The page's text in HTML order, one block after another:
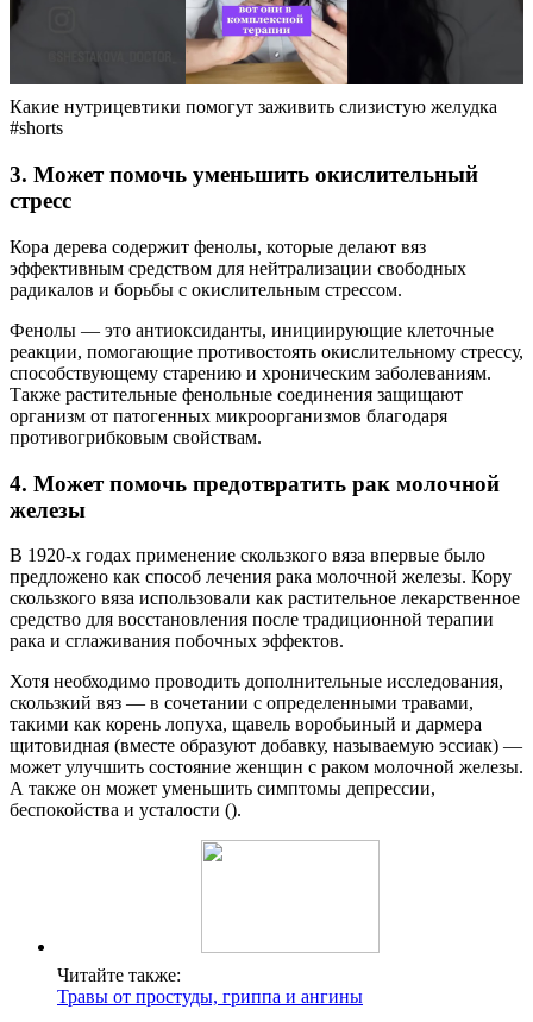
Какие нутрицевтики помогут заживить слизистую желудка
#shorts
3. Может помочь уменьшить окислительный
стресс
Кора дерева содержит фенолы, которые делают вяз
эффективным средством для нейтрализации свободных
радикалов и борьбы с окислительным стрессом.
Фенолы — это антиоксиданты, инициирующие клеточные
реакции, помогающие противостоять окислительному стрессу,
способствующему старению и хроническим заболеваниям.
Также растительные фенольные соединения защищают
организм от патогенных микроорганизмов благодаря
противогрибковым свойствам.
4. Может помочь предотвратить рак молочной
железы
В 1920-х годах применение скользкого вяза впервые было
предложено как способ лечения рака молочной железы. Кору
скользкого вяза использовали как растительное лекарственное
средство для восстановления после традиционной терапии
рака и сглаживания побочных эффектов.
Хотя необходимо проводить дополнительные исследования,
скользкий вяз — в сочетании с определенными травами,
такими как корень лопуха, щавель воробьиный и дармера
щитовидная (вместе образуют добавку, называемую эссиак) —
может улучшить состояние женщин с раком молочной железы.
А также он может уменьшить симптомы депрессии,
беспокойства и усталости ().
Читайте также:
Травы от простуды, гриппа и ангины